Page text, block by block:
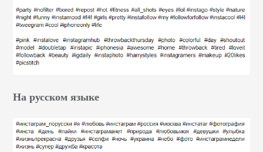
На русском языке